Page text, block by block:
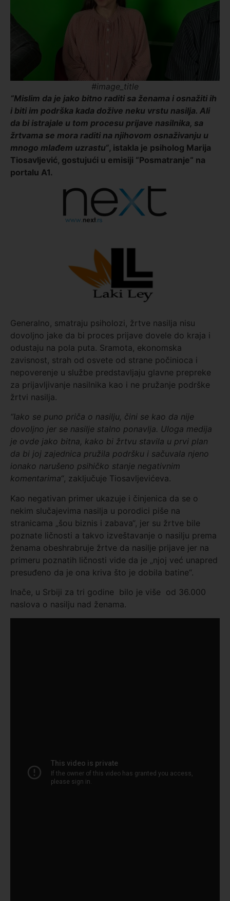
#image_title
“Mislim da je jako bitno raditi sa ženama i osnažiti ih
i biti im podrška kada dožive neku vrstu nasilja. Ali
da bi istrajale u tom procesu prijave nasilnika, sa
žrtvama se mora raditi na njihovom osnaživanju u
mnogo mlađem uzrastu“, istakla je psiholog Marija
Tiosavljević, gostujući u emisiji “Posmatranje“ na
portalu A1.
Generalno, smatraju psiholozi, žrtve nasilja nisu
dovoljno jake da bi proces prijave dovele do kraja i
odustaju na pola puta. Sramota, ekonomska
zavisnost, strah od osvete od strane počinioca i
nepoverenje u službe predstavljaju glavne prepreke
za prijavljivanje nasilnika kao i ne pružanje podrške
žrtvi nasilja.
“Iako se puno priča o nasilju, čini se kao da nije
dovoljno jer se nasilje stalno ponavlja. Uloga medija
je ovde jako bitna, kako bi žrtvu stavila u prvi plan
da bi joj zajednica pružila podršku i sačuvala njeno
ionako narušeno psihičko stanje negativnim
komentarima“, zaključuje Tiosavljevićeva.
Kao negativan primer ukazuje i činjenica da se o
nekim slučajevima nasilja u porodici piše na
stranicama „šou biznis i zabava“, jer su žrtve bile
poznate ličnosti a takvo izveštavanje o nasilju prema
ženama obeshrabruje žrtve da nasilje prijave jer na
primeru poznatih ličnosti vide da je „njoj već unapred
presuđeno da je ona kriva što je dobila batine“.
Inače, u Srbiji za tri godine bilo je više od 36.000
naslova o nasilju nad ženama.